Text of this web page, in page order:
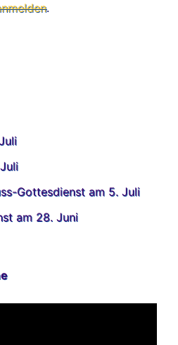
.
Gottesdienst am 5. Juli
am 28. Juni